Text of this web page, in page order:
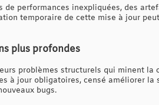
de performances inexpliquées, des
temporaire de cette mise à jour
plus profondes
problèmes structurels qui minent la
à jour obligatoires, censé améliorer
bugs.